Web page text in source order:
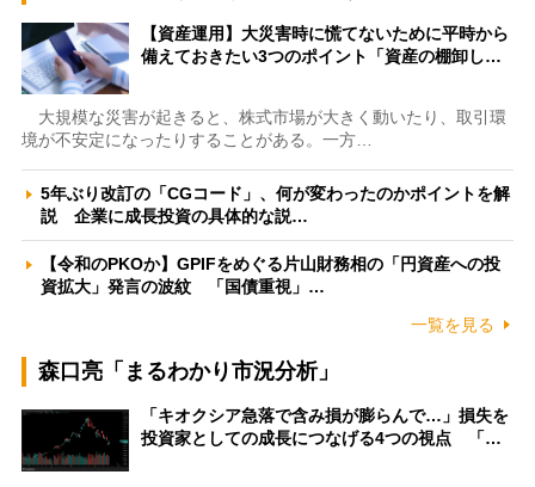
【資産運用】大災害時に慌てないために平時から
備えておきたい3つのポイント「資産の棚卸し…
大規模な災害が起きると、株式市場が大きく動いたり、取引環
境が不安定になったりすることがある。一方…
5年ぶり改訂の「CGコード」、何が変わったのかポイントを解
説 企業に成長投資の具体的な説…
【令和のPKOか】GPIFをめぐる片山財務相の「円資産への投
資拡大」発言の波紋 「国債重視」…
一覧を見る
森口亮「まるわかり市況分析」
「キオクシア急落で含み損が膨らんで…」損失を
投資家としての成長につなげる4つの視点 「…